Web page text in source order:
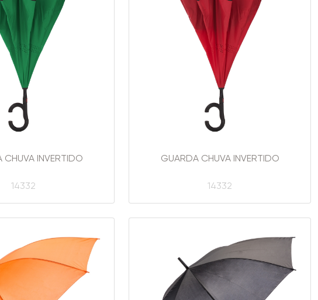
CHUVA INVERTIDO
14332
GUARDA CHUVA INVERTIDO
14332